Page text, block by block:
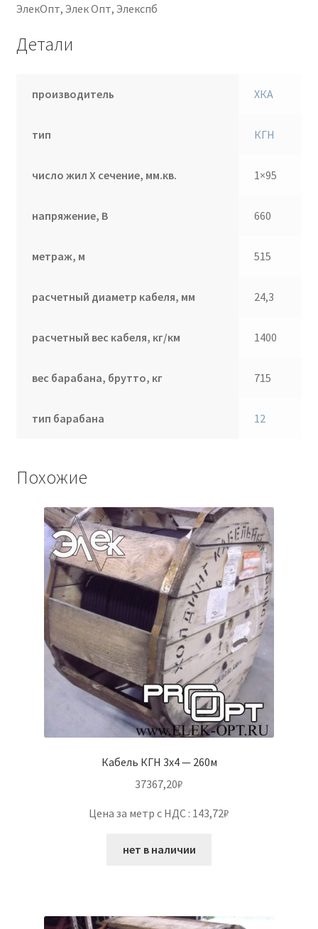
ЭлекОпт, Элек Опт, Элекспб
Детали
производитель ХКА
тип КГН
число жил Х сечение, мм.кв. 1×95
напряжение, В 660
метраж, м 515
расчетный диаметр кабеля, мм 24,3
расчетный вес кабеля, кг/км 1400
вес барабана, брутто, кг 715
тип барабана 12
Похожие
Кабель КГН 3х4 — 260м
37367,20₽
Цена за метр с НДС : 143,72₽
нет в наличии